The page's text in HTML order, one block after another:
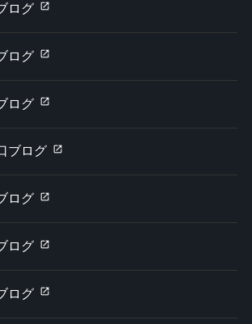
ログ
ログ
ログ
ブログ
ログ
ログ
ログ